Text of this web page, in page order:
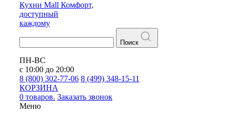
Кухни Mall Комфорт,
доступный
каждому
Поиск
ПН-ВС
с 10:00 до 20:00
8 (800) 302-77-06 8 (499) 348-15-11
КОРЗИНА
0 товаров. Заказать звонок
Меню